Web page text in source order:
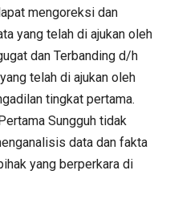
mengoreksi dan
yang telah di ajukan oleh
dan Terbanding d/h
telah di ajukan oleh
tingkat pertama.
Sungguh tidak
data dan fakta
yang berperkara di